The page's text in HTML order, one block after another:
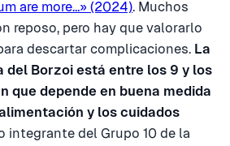
are more…» (2024). Muchos
reposo, pero hay que valorarlo
descartar complicaciones. La
del Borzoi está entre los 9 y los
que depende en buena medida
y los cuidados
integrante del Grupo 10 de la